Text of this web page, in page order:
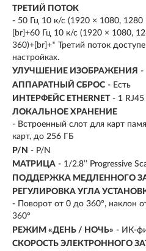
ТРЕТИЙ ПОТОК
- 50 Гц 10 к/с (1920 × 1080,
[br]+60 Гц 10 к/с (1920 × 1080,
360)+[br]+* Третий поток
настройках.
УЛУЧШЕНИЕ ИЗОБРАЖЕНИЯ -
АППАРАТНЫЙ СБРОС - Есть
ИНТЕРФЕЙС ETHERNET - 1
ЛОКАЛЬНОЕ ХРАНЕНИЕ
- Встроенный слот для карт
карт, до 256 ГБ
P/N - P/N
МАТРИЦА - 1/2.8’’ Progressive
ПОДДЕРЖКА МЕДЛЕННОГО
РЕГУЛИРОВКА УГЛА
- Поворот от 0 до 360°, наклон
360°
РЕЖИМ «ДЕНЬ / НОЧЬ» - ИК-
СКОРОСТЬ ЭЛЕКТРОННОГО